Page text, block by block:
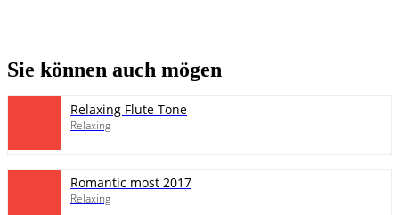
Sie können auch mögen
Relaxing Flute Tone
Relaxing
Romantic most 2017
Relaxing